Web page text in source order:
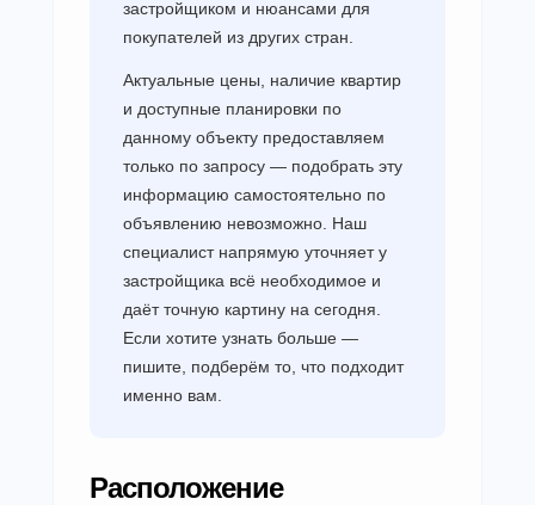
застройщиком и нюансами для
покупателей из других стран.
Актуальные цены, наличие квартир
и доступные планировки по
данному объекту предоставляем
только по запросу — подобрать эту
информацию самостоятельно по
объявлению невозможно. Наш
специалист напрямую уточняет у
застройщика всё необходимое и
даёт точную картину на сегодня.
Если хотите узнать больше —
пишите, подберём то, что подходит
именно вам.
Расположение